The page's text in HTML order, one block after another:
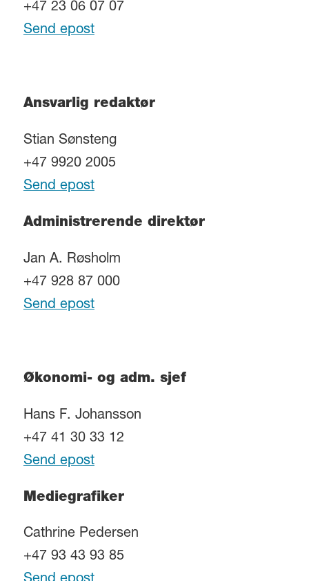
+47 23 06 07 07
Send epost
Ansvarlig redaktør
Stian Sønsteng
+47 9920 2005
Send epost
Administrerende direktør
Jan A. Røsholm
+47 928 87 000
Send epost
Økonomi- og adm. sjef
Hans F. Johansson
+47 41 30 33 12
Send epost
Mediegrafiker
Cathrine Pedersen
+47 93 43 93 85